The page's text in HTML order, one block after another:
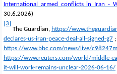
International armed conflicts in Iran -
30.6.2026)
[3]
The Guardian, https://
declares-us-iran-peace-deal-all-signed-g7
https://www.bbc.com/news/live/
https://www.reuters.com/world/middle-
it-will-work-remains-unclear-2026-06-16/